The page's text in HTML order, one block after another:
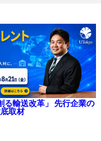
る輸送改革」 先行企業の
取材